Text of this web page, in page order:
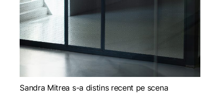
Sandra Mitrea s-a distins recent pe scena